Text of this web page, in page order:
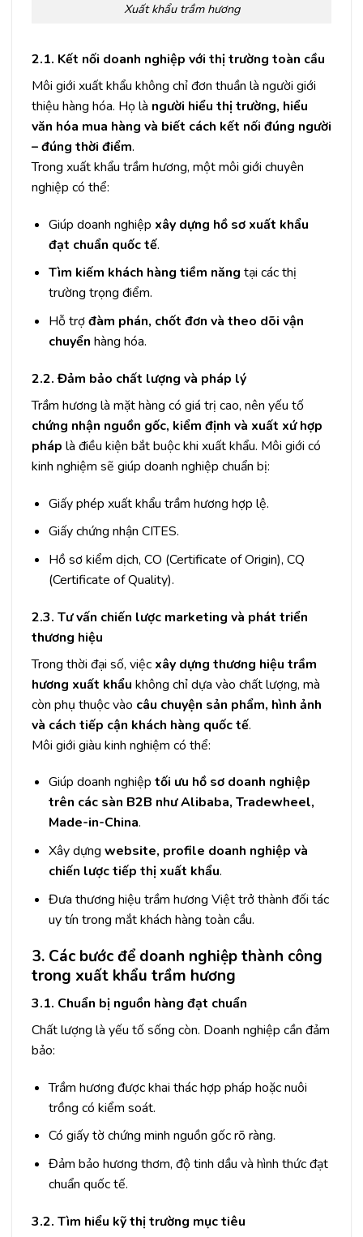
Xuất khẩu trầm hương
2.1. Kết nối doanh nghiệp với thị trường toàn cầu
Môi giới xuất khẩu không chỉ đơn thuần là người giới
thiệu hàng hóa. Họ là người hiểu thị trường, hiểu
văn hóa mua hàng và biết cách kết nối đúng người
– đúng thời điểm.
Trong xuất khẩu trầm hương, một môi giới chuyên
nghiệp có thể:
Giúp doanh nghiệp xây dựng hồ sơ xuất khẩu
đạt chuẩn quốc tế.
Tìm kiếm khách hàng tiềm năng tại các thị
trường trọng điểm.
Hỗ trợđàm phán, chốt đơn và theo dõi vận
chuyển hàng hóa.
2.2. Đảm bảo chất lượng và pháp lý
Trầm hương là mặt hàng có giá trị cao, nên yếu tố
chứng nhận nguồn gốc, kiểm định và xuất xứ hợp
pháp là điều kiện bắt buộc khi xuất khẩu. Môi giới có
kinh nghiệm sẽ giúp doanh nghiệp chuẩn bị:
Giấy phép xuất khẩu trầm hương hợp lệ.
Giấy chứng nhận CITES.
Hồ sơ kiểm dịch, CO (Certificate of Origin), CQ
(Certificate of Quality).
2.3. Tư vấn chiến lược marketing và phát triển
thương hiệu
Trong thời đại số, việc xây dựng thương hiệu trầm
hương xuất khẩu không chỉ dựa vào chất lượng, mà
còn phụ thuộc vào câu chuyện sản phẩm, hình ảnh
và cách tiếp cận khách hàng quốc tế.
Môi giới giàu kinh nghiệm có thể:
Giúp doanh nghiệp tối ưu hồ sơ doanh nghiệp
trên các sàn B2B như Alibaba, Tradewheel,
Made-in-China.
Xây dựng website, profile doanh nghiệp và
chiến lược tiếp thị xuất khẩu.
Đưa thương hiệu trầm hương Việt trở thành đối tác
uy tín trong mắt khách hàng toàn cầu.
3. Các bước để doanh nghiệp thành công
trong xuất khẩu trầm hương
3.1. Chuẩn bị nguồn hàng đạt chuẩn
Chất lượng là yếu tố sống còn. Doanh nghiệp cần đảm
bảo:
Trầm hương được khai thác hợp pháp hoặc nuôi
trồng có kiểm soát.
Có giấy tờ chứng minh nguồn gốc rõ ràng.
Đảm bảo hương thơm, độ tinh dầu và hình thức đạt
chuẩn quốc tế.
3.2. Tìm hiểu kỹ thị trường mục tiêu